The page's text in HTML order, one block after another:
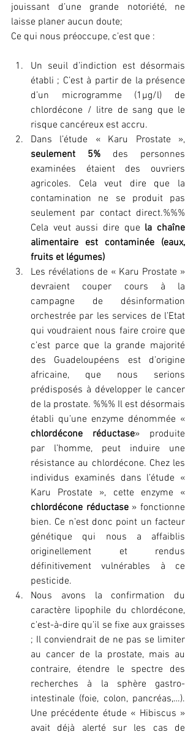
jouissant d’une grande notoriété, ne
laisse planer aucun doute;
Ce qui nous préoccupe, c’est que :
Un seuil d’indiction est désormais
établi ; C’est à partir de la présence
d’un microgramme (1µg/l) de
chlordécone / litre de sang que le
risque cancéreux est accru.
seulement 5% des personnes
examinées étaient des ouvriers
agricoles. Cela veut dire que la
contamination ne se produit pas
seulement par contact direct.%%%
Cela veut aussi dire que la chaîne
alimentaire est contaminée (eaux,
fruits et légumes)
Les révélations de « Karu Prostate »
devraient couper cours à la
campagne de désinformation
orchestrée par les services de l’Etat
qui voudraient nous faire croire que
c’est parce que la grande majorité
des Guadeloupéens est d’origine
africaine, que nous serions
prédisposés à développer le cancer
de la prostate. %%% Il est désormais
chlordécone réductase» produite
par l’homme, peut induire une
résistance au chlordécone. Chez les
individus examinés dans l’étude «
chlordécone réductase » fonctionne
bien. Ce n’est donc point un facteur
génétique qui nous a affaiblis
originellement et rendus
définitivement vulnérables à ce
pesticide.
Nous avons la confirmation du
caractère lipophile du chlordécone,
c'est-à-dire qu’il se fixe aux graisses
; Il conviendrait de ne pas se limiter
au cancer de la prostate, mais au
contraire, étendre le spectre des
recherches à la sphère gastro-
intestinale (foie, colon, pancréas,…).
Une précédente étude « Hibiscus »
avait déjà alerté sur les cas de